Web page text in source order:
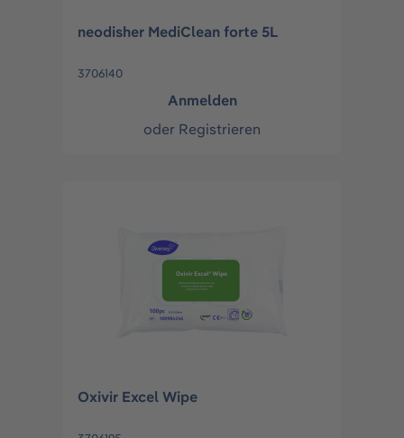
neodisher MediClean forte 5L
3706140
Anmelden
oder Registrieren
Oxivir Excel Wipe